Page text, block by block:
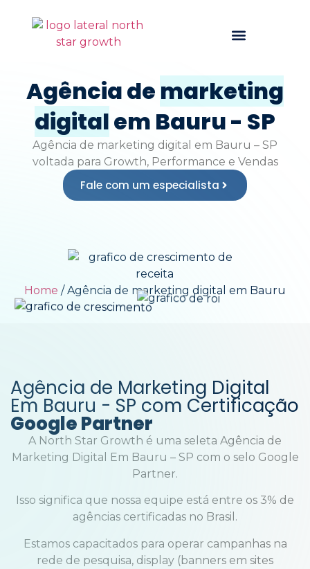
Agência de marketing
digitalem Bauru - SP
Agência de marketing digital em Bauru – SP
voltada para Growth, Performance e Vendas
Fale com um especialista
Home / Agência de marketing digital em Bauru
Agência de Marketing Digital
Em Bauru - SP com Certificação
Google Partner
A North Star Growth é uma seleta Agência de
Marketing Digital Em Bauru – SP com o selo Google
Partner.
Isso significa que nossa equipe está entre os 3% de
agências certificadas no Brasil.
Estamos capacitados para operar campanhas na
rede de pesquisa, display (banners em sites